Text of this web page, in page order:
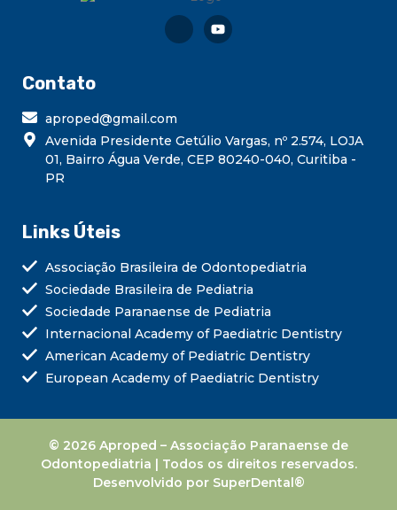
Contato
aproped@gmail.com
Avenida Presidente Getúlio Vargas, nº 2.574, LOJA
01, Bairro Água Verde, CEP 80240-040, Curitiba -
PR
Links Úteis
Associação Brasileira de Odontopediatria
Sociedade Brasileira de Pediatria
Sociedade Paranaense de Pediatria
Internacional Academy of Paediatric Dentistry
American Academy of Pediatric Dentistry
European Academy of Paediatric Dentistry
© 2026 Aproped – Associação Paranaense de
Odontopediatria | Todos os direitos reservados.
Desenvolvido por SuperDental®